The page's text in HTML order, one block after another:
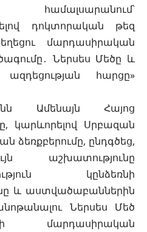
դոկտորական թեզ
մարդասիրական
Ներսես Մեծը և
հարցը»
Ամենայն Հայոց
կարևորելով Սրբազան
ձեռքբերումը, ընդգծեց,
աշխատությունը
կընձեռնի
և աստվածաբաններին
Ներսես Մեծ
մարդասիրական